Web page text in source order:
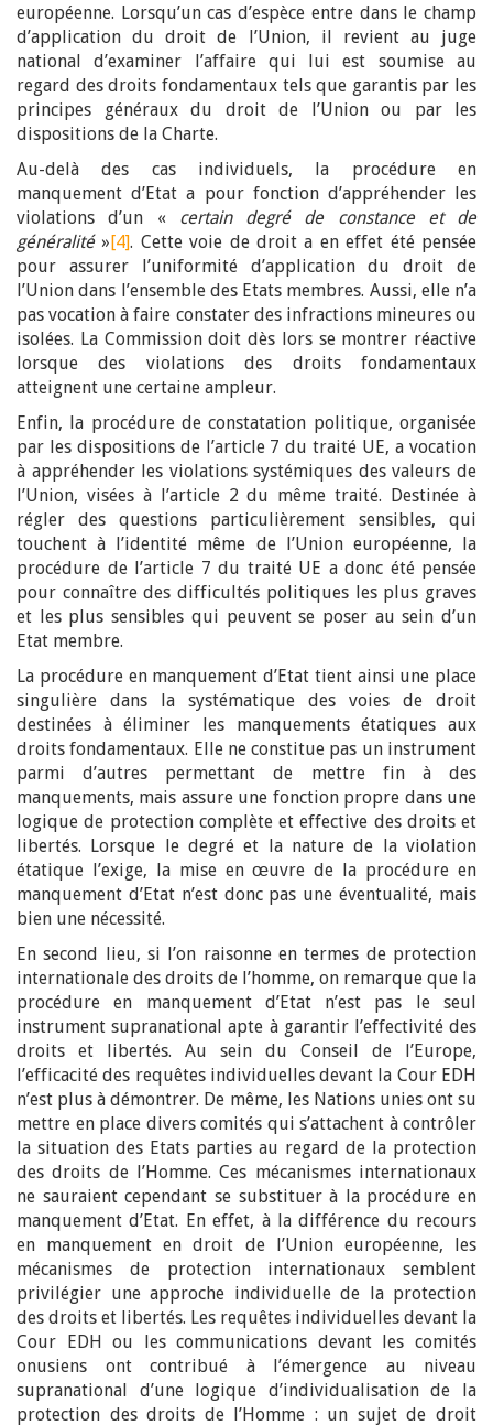
européenne. Lorsqu’un cas d’espèce entre dans le champ
d’application du droit de l’Union, il revient au juge
national d’examiner l’affaire qui lui est soumise au
regard des droits fondamentaux tels que garantis par les
principes généraux du droit de l’Union ou par les
dispositions de la Charte.
Au-delà des cas individuels, la procédure en
manquement d’Etat a pour fonction d’appréhender les
violations d’un « certain degré de constance et de
généralité»[4]. Cette voie de droit a en effet été pensée
pour assurer l’uniformité d’application du droit de
l’Union dans l’ensemble des Etats membres. Aussi, elle n’a
pas vocation à faire constater des infractions mineures ou
isolées. La Commission doit dès lors se montrer réactive
lorsque des violations des droits fondamentaux
atteignent une certaine ampleur.
Enfin, la procédure de constatation politique, organisée
par les dispositions de l’article 7 du traité UE, a vocation
à appréhender les violations systémiques des valeurs de
l’Union, visées à l’article 2 du même traité. Destinée à
régler des questions particulièrement sensibles, qui
touchent à l’identité même de l’Union européenne, la
procédure de l’article 7 du traité UE a donc été pensée
pour connaître des difficultés politiques les plus graves
et les plus sensibles qui peuvent se poser au sein d’un
Etat membre.
La procédure en manquement d’Etat tient ainsi une place
singulière dans la systématique des voies de droit
destinées à éliminer les manquements étatiques aux
droits fondamentaux. Elle ne constitue pas un instrument
parmi d’autres permettant de mettre fin à des
manquements, mais assure une fonction propre dans une
logique de protection complète et effective des droits et
libertés. Lorsque le degré et la nature de la violation
étatique l’exige, la mise en œuvre de la procédure en
manquement d’Etat n’est donc pas une éventualité, mais
bien une nécessité.
En second lieu, si l’on raisonne en termes de protection
internationale des droits de l’homme, on remarque que la
procédure en manquement d’Etat n’est pas le seul
instrument supranational apte à garantir l’effectivité des
droits et libertés. Au sein du Conseil de l’Europe,
l’efficacité des requêtes individuelles devant la Cour EDH
n’est plus à démontrer. De même, les Nations unies ont su
mettre en place divers comités qui s’attachent à contrôler
la situation des Etats parties au regard de la protection
des droits de l’Homme. Ces mécanismes internationaux
ne sauraient cependant se substituer à la procédure en
manquement d’Etat. En effet, à la différence du recours
en manquement en droit de l’Union européenne, les
mécanismes de protection internationaux semblent
privilégier une approche individuelle de la protection
des droits et libertés. Les requêtes individuelles devant la
Cour EDH ou les communications devant les comités
onusiens ont contribué à l’émergence au niveau
supranational d’une logique d’individualisation de la
protection des droits de l’Homme : un sujet de droit